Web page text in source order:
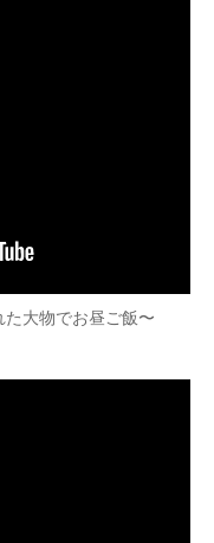
大物でお昼ご飯〜